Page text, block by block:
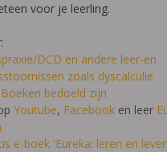
voor je leerling.
DCD en andere leer-en
zoals dyscalculie
bedoeld zijn
Youtube, Facebook en leer
e-boek 'Eureka: leren en